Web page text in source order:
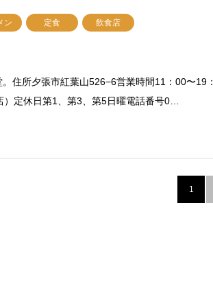
ン 定食 飲食店
住所夕張市紅葉山526−6営業時間11：00〜19：
定休日第1、第3、第5日曜電話番号0…
1